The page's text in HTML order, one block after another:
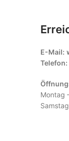
E-Mail:
Telefon:
Montag